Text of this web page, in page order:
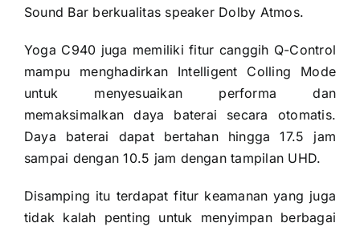
Sound Bar berkualitas speaker Dolby Atmos.
Yoga C940 juga memiliki fitur canggih Q-Control
mampu menghadirkan Intelligent Colling Mode
untuk menyesuaikan performa dan
memaksimalkan daya baterai secara otomatis.
Daya baterai dapat bertahan hingga 17.5 jam
sampai dengan 10.5 jam dengan tampilan UHD.
Disamping itu terdapat fitur keamanan yang juga
tidak kalah penting untuk menyimpan berbagai